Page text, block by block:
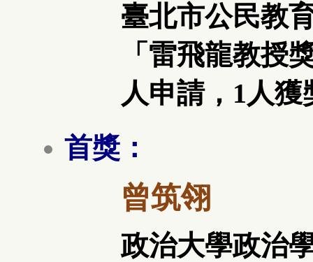
臺北市公民教
「雷飛龍教授
人申請，1人獲
首獎：
曾筑翎
政治大學政治